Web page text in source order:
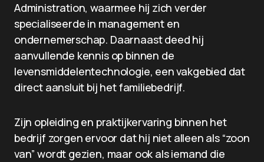
Administration, waarmee hij zich verder
specialiseerde in management en
ondernemerschap. Daarnaast deed hij
aanvullende kennis op binnen de
levensmiddelentechnologie, een vakgebied dat
direct aansluit bij het familiebedrijf.
Zijn opleiding en praktijkervaring binnen het
bedrijf zorgen ervoor dat hij niet alleen als “zoon
van” wordt gezien, maar ook als iemand die